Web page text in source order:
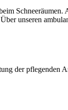
unseren
der pflegenden